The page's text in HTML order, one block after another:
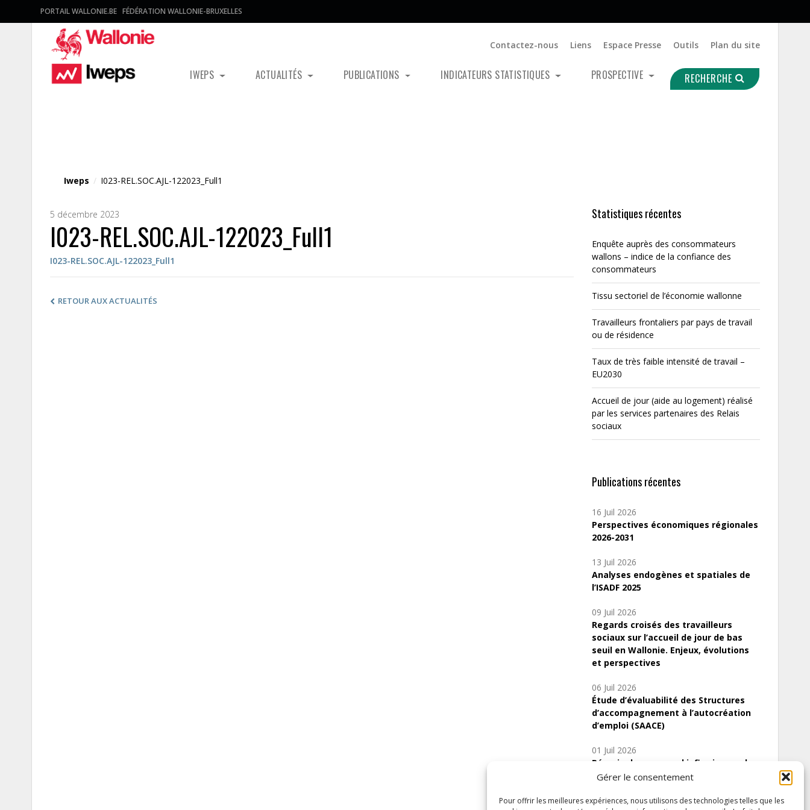
Gérer le consentement
Pour offrir les meilleures expériences, nous utilisons des technologies telles que les
PORTAIL WALLONIE.BE FÉDÉRATION WALLONIE-BRUXELLES
Contactez-nous Liens Espace Presse Outils Plan du site
IWEPS ACTUALITÉS PUBLICATIONS INDICATEURS STATISTIQUES PROSPECTIVE RECHERCHE
Iweps / I023-REL.SOC.AJL-122023_Full1
5 décembre 2023
I023-REL.SOC.AJL-122023_Full1
I023-REL.SOC.AJL-122023_Full1
RETOUR AUX ACTUALITÉS
Statistiques récentes
Enquête auprès des consommateurs
wallons – indice de la confiance des
consommateurs
Tissu sectoriel de l’économie wallonne
Travailleurs frontaliers par pays de travail
ou de résidence
Taux de très faible intensité de travail –
EU2030
Accueil de jour (aide au logement) réalisé
par les services partenaires des Relais
sociaux
Publications récentes
16 Juil 2026
Perspectives économiques régionales
2026-2031
13 Juil 2026
Analyses endogènes et spatiales de
l’ISADF 2025
09 Juil 2026
Regards croisés des travailleurs
sociaux sur l’accueil de jour de bas
seuil en Wallonie. Enjeux, évolutions
et perspectives
06 Juil 2026
Étude d’évaluabilité des Structures
d’accompagnement à l’autocréation
d’emploi (SAACE)
01 Juil 2026
Pénurie du personnel infirmier :quels
indicateurs d’offre de soins pour